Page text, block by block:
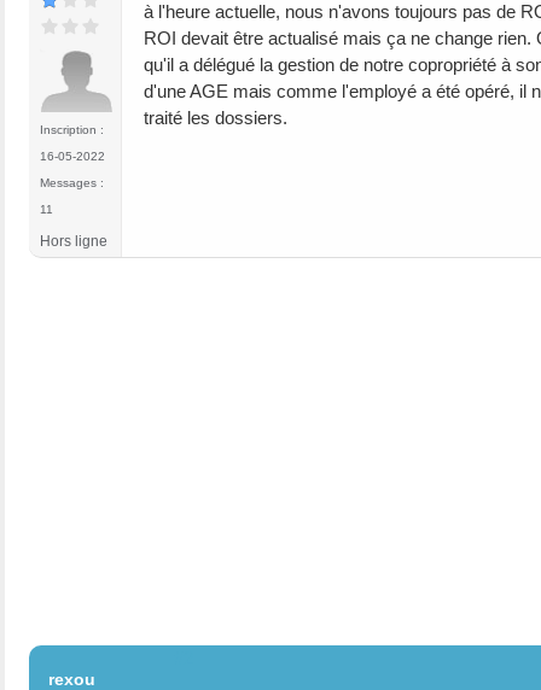
Inscription :
16-05-2022
Messages :
11
à l'heure actuelle, nous n'avons toujours pas de
ROI devait être actualisé mais ça ne change
qu'il a délégué la gestion de notre copropriété à
d'une AGE mais comme l'employé a été opéré, il
traité les dossiers.
Hors ligne
rexou